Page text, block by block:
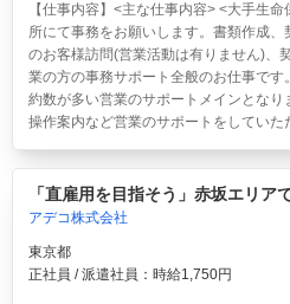
【仕事内容】<主な仕事内容> <大手生
所にて事務をお願いします。書類作成
のお客様訪問(営業活動は有りません)、
業の方の事務サポート全般のお仕事で
約数が多い営業のサポートメインとなり
操作案内など営業のサポートをしていた
「直雇用を目指そう」赤坂エリア
アデコ株式会社
東京都
正社員 / 派遣社員：時給1,750円